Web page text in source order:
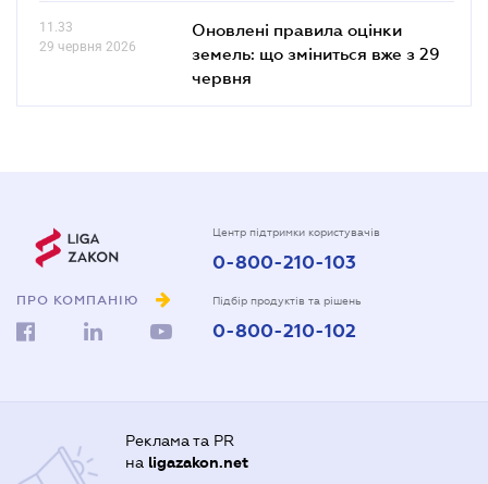
11.33
29 червня 2026
Оновлені правила оцінки
земель: що зміниться вже з 29
червня
ПРО КОМПАНІЮ
Центр підтримки користувачів
0-800-210-103
Підбір продуктів та рішень
0-800-210-102
Реклама та PR
на ligazakon.net